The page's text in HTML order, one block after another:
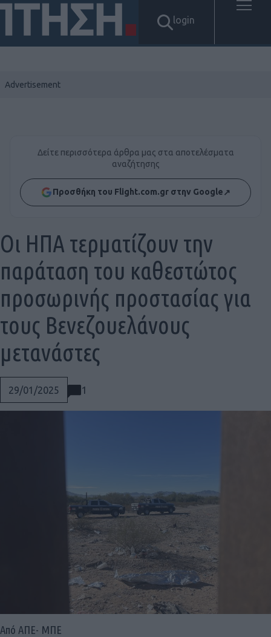
login
Δείτε περισσότερα άρθρα μας στα αποτελέσματα
αναζήτησης
Προσθήκη του Flight.com.gr στην Google↗
29/01/2025 1
Οι ΗΠΑ τερματίζουν την
παράταση του καθεστώτος
προσωρινής προστασίας για
τους Βενεζουελάνους
μετανάστες
Από ΑΠΕ- ΜΠΕ